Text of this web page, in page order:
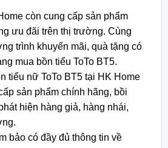
còn cung cấp sản phẩm
ưu đãi trên thị trường. Cùng
trình khuyến mãi, quà tặng có
mua bồn tiểu ToTo BT5.
tiểu nữ ToTo BT5 tại HK Home
sản phẩm chính hãng, bồi
hiện hàng giả, hàng nhái,
bảo có đầy đủ thông tin về